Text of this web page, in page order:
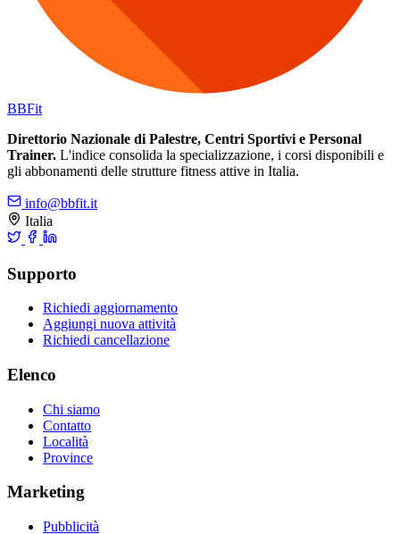
BBFit
Direttorio Nazionale di Palestre, Centri Sportivi e Personal
Trainer. L'indice consolida la specializzazione, i corsi disponibili e
gli abbonamenti delle strutture fitness attive in Italia.
info@bbfit.it
Italia
Supporto
Richiedi aggiornamento
Aggiungi nuova attività
Richiedi cancellazione
Elenco
Chi siamo
Contatto
Località
Province
Marketing
Pubblicità